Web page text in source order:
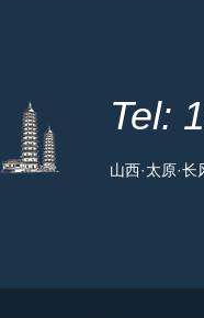
Tel:
山西·太原·